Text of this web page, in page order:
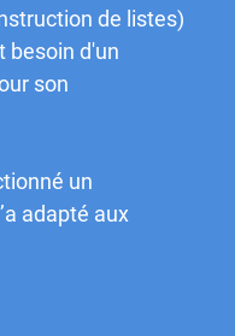
de listes)
besoin d'un
son
un
adapté aux